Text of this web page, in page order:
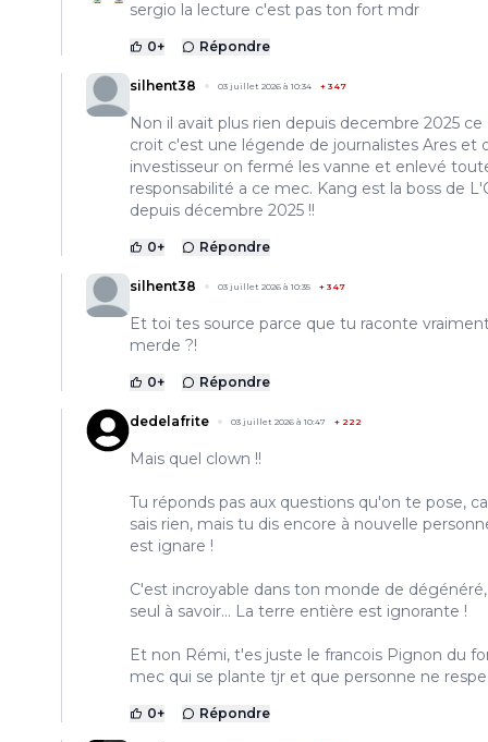
sergio la lecture c'est pas ton fort mdr
0+ Répondre
silhent38 03 juillet 2026 à 10:34 + 347
Non il avait plus rien depuis decembre 2025
croit c'est une légende de journalistes Ares et
investisseur on fermé les vanne et enlevé
responsabilité a ce mec. Kang est la boss de
depuis décembre 2025 !!
0+ Répondre
silhent38 03 juillet 2026 à 10:35 + 347
Et toi tes source parce que tu raconte
merde ?!
0+ Répondre
dedelafrite 03 juillet 2026 à 10:47 + 222
Mais quel clown !!
Tu réponds pas aux questions qu'on te pose,
sais rien, mais tu dis encore à nouvelle
est ignare !
C'est incroyable dans ton monde de
seul à savoir... La terre entière est ignorante !
Et non Rémi, t'es juste le francois Pignon du
mec qui se plante tjr et que personne ne
0+ Répondre